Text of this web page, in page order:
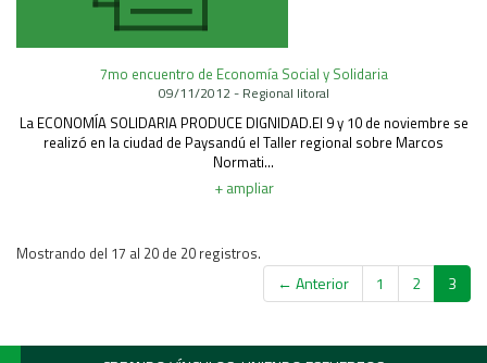
7mo encuentro de Economía Social y Solidaria
09/11/2012 - Regional litoral
La ECONOMÍA SOLIDARIA PRODUCE DIGNIDAD.El 9 y 10 de noviembre se
realizó en la ciudad de Paysandú el Taller regional sobre Marcos
Normati...
+ ampliar
← Anterior 1 2 3
Mostrando del 17 al 20 de 20 registros.